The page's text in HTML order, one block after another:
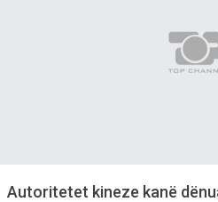
Autoritetet kineze kanë